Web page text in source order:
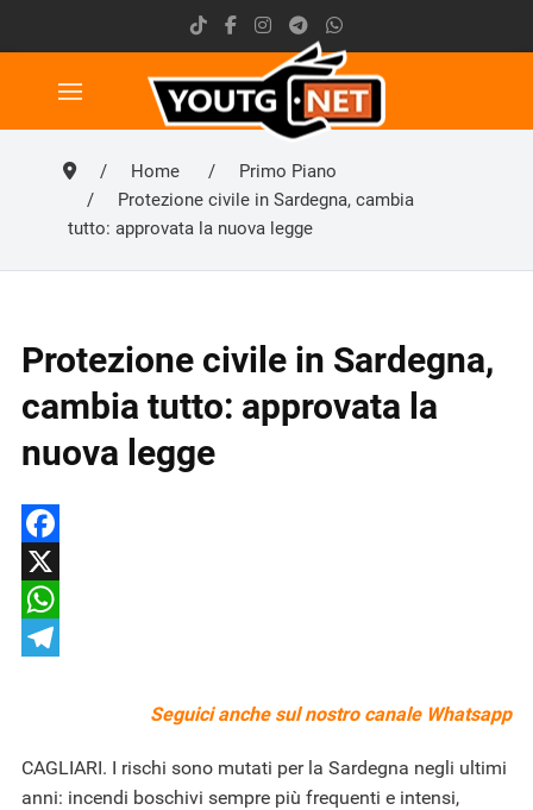
Home
Primo Piano
Protezione civile in Sardegna, cambia
tutto: approvata la nuova legge
Protezione civile in Sardegna,
cambia tutto: approvata la
nuova legge
Facebook
X
WhatsApp
Seguici anche sul nostro canale Whatsapp
CAGLIARI. I rischi sono mutati per la Sardegna negli ultimi
anni: incendi boschivi sempre più frequenti e intensi,